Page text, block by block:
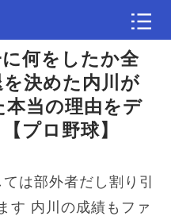
何をしたか全
決めた内川が
当の理由をデ
プロ野球】
は部外者だし割り引
す 内川の成績もファ